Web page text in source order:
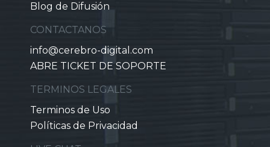
Blog de Difusión
CONTACTANOS
info@cerebro-digital.com
ABRE TICKET DE SOPORTE
TERMINOS LEGALES
Terminos de Uso
Políticas de Privacidad